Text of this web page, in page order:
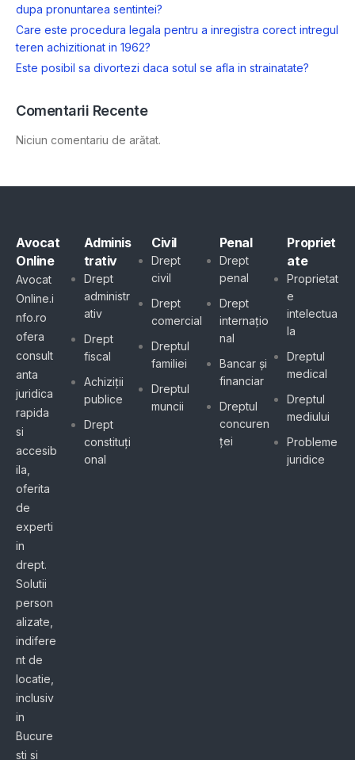
dupa pronuntarea sentintei?
Care este procedura legala pentru a inregistra corect intregul
teren achizitionat in 1962?
Este posibil sa divortezi daca sotul se afla in strainatate?
Comentarii Recente
Niciun comentariu de arătat.
Avocat
Online
Avocat
Online.i
nfo.ro
ofera
consult
anta
juridica
rapida
si
accesib
ila,
oferita
de
experti
in
drept.
Solutii
person
alizate,
indifere
nt de
locatie,
inclusiv
in
Bucure
sti si
Adminis
trativ
Drept
administr
ativ
Drept
fiscal
Achiziții
publice
Drept
constituți
onal
Civil
Drept
civil
Drept
comercial
Dreptul
familiei
Dreptul
muncii
Penal
Drept
penal
Drept
internațio
nal
Bancar și
financiar
Dreptul
concuren
ței
Propriet
ate
Proprietat
e
intelectua
la
Dreptul
medical
Dreptul
mediului
Probleme
juridice